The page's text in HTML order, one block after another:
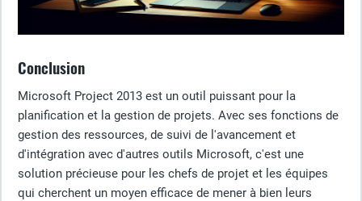
Conclusion
Microsoft Project 2013 est un outil puissant pour la
planification et la gestion de projets. Avec ses fonctions de
gestion des ressources, de suivi de l'avancement et
d'intégration avec d'autres outils Microsoft, c'est une
solution précieuse pour les chefs de projet et les équipes
qui cherchent un moyen efficace de mener à bien leurs